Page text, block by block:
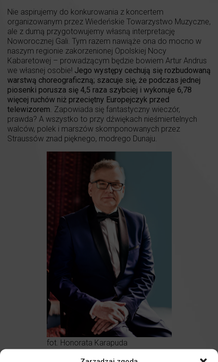
Nie aspirujemy do konkurowania z koncertem
organizowanym przez Wiedeńskie Towarzystwo Muzyczne,
ale z dumą przygotowujemy własną interpretację
Noworocznej Gali. Tym razem nawiąże ona do mocno w
naszym regionie zakorzenionej Opolskiej Nocy
Kabaretowej – prowadzącym będzie bowiem Artur Andrus
we własnej osobie! Jego występy cechują się rozbudowaną
warstwą choreograficzną; szacuje się, że podczas jednej
piosenki porusza się 4,5 raza szybciej i wykonuje 6,78
więcej ruchów niż przeciętny Europejczyk przed
telewizorem. Zapowiada się fantastyczny wieczór,
prawda? A wszystko to przy dźwiękach nieśmiertelnych
walców, polek i marszów skomponowanych przez
Straussów znad pięknego, modrego Dunaju.
fot. Honorata Karapuda
– prowadzenie koncertu